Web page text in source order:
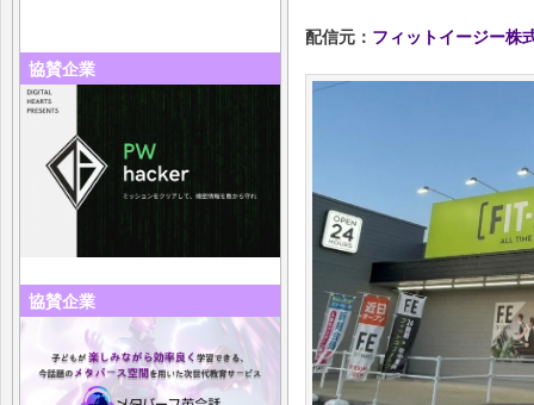
協賛企業
協賛企業
配信元： フィットイージー株